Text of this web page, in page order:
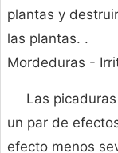
plantas y
las plantas. .
Mordeduras -
Las
un par de
efecto menos